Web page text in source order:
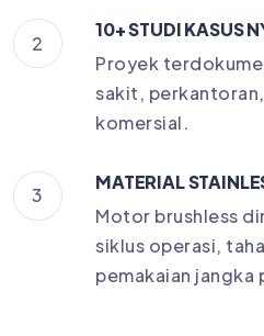
2
10+ STUDI KASUS
Proyek
sakit,
komersial.
3
MATERIAL
Motor brushless
siklus operasi,
pemakaian jangka